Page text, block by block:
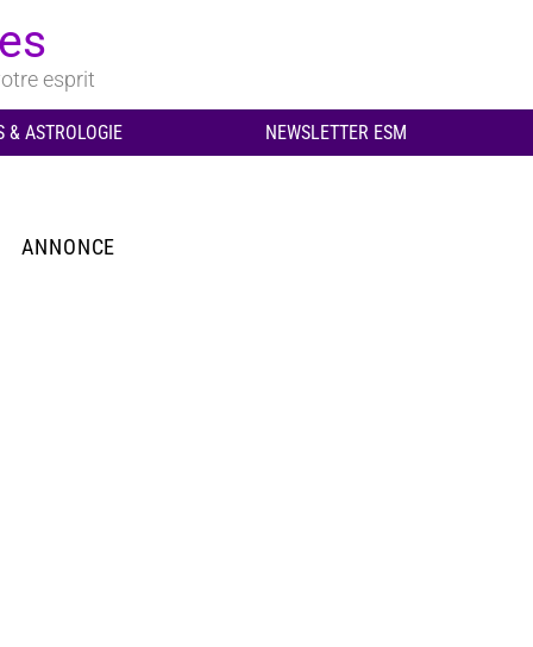
esprit
& ASTROLOGIE NEWSLETTER ESM
ANNONCE